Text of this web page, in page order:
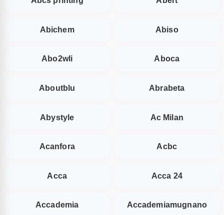
Abichem Abiso
Abo2wli Aboca
Aboutblu Abrabeta
Abystyle Ac Milan
Acanfora Acbc
Acca Acca 24
Accademia Accademiamugnano